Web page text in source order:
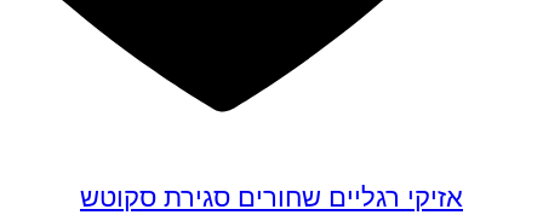
אזיקי רגליים שחורים סגירת סקוטש